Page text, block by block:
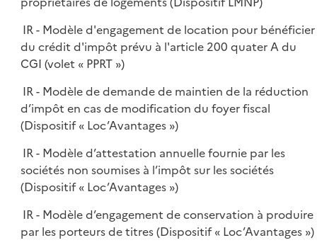
IR - Modèle d'engagement de location pour bénéficier
du crédit d'impôt prévu à l'article 200 quater A du
CGI (volet « PPRT »)
IR - Modèle de demande de maintien de la réduction
d’impôt en cas de modification du foyer fiscal
(Dispositif « Loc’Avantages »)
IR - Modèle d’attestation annuelle fournie par les
sociétés non soumises à l’impôt sur les sociétés
(Dispositif « Loc’Avantages »)
IR - Modèle d’engagement de conservation à produire
par les porteurs de titres (Dispositif « Loc’Avantages »)